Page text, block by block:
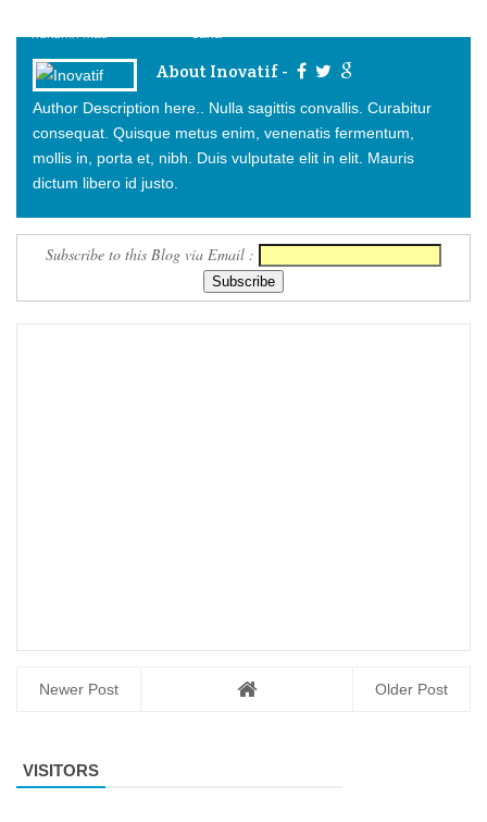
hukumn mati
sana
About Inovatif -
Author Description here.. Nulla sagittis convallis. Curabitur
consequat. Quisque metus enim, venenatis fermentum,
mollis in, porta et, nibh. Duis vulputate elit in elit. Mauris
dictum libero id justo.
Subscribe to this Blog via Email :
Newer Post Older Post
VISITORS